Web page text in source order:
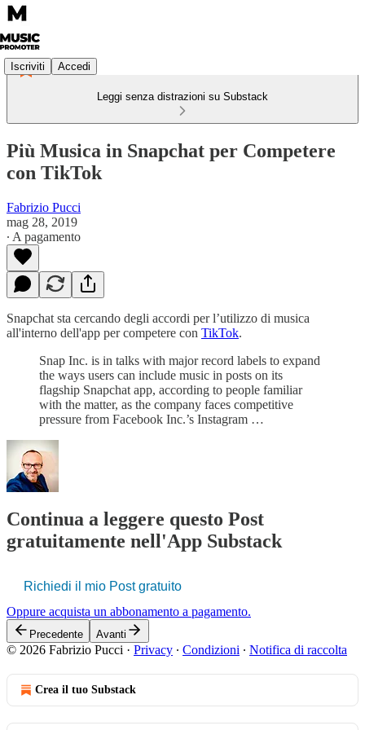
Iscriviti Accedi
Leggi senza distrazioni su Substack
Più Musica in Snapchat per Competere
con TikTok
Fabrizio Pucci
mag 28, 2019
∙ A pagamento
Snapchat sta cercando degli accordi per l’utilizzo di musica
all'interno dell'app per competere con TikTok.
Snap Inc. is in talks with major record labels to expand
the ways users can include music in posts on its
flagship Snapchat app, according to people familiar
with the matter, as the company faces competitive
pressure from Facebook Inc.’s Instagram …
Continua a leggere questo Post
gratuitamente nell'App Substack
Richiedi il mio Post gratuito
Oppure acquista un abbonamento a pagamento.
Precedente Avanti
© 2026 Fabrizio Pucci · Privacy ∙ Condizioni ∙ Notifica di raccolta
Crea il tuo Substack